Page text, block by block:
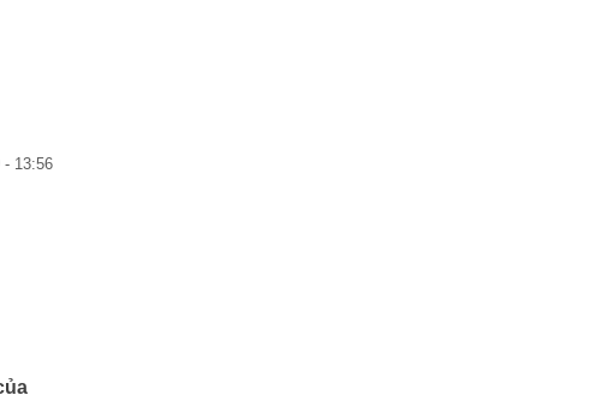
- 13:56